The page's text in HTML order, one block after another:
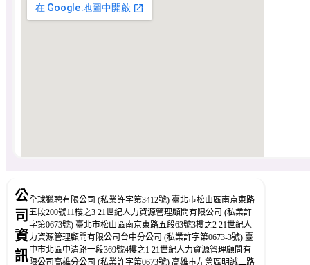
公
司
資
訊
全球獵聘有限公司 (私業許字第3412號) 臺北市松山區南京東路
五段200號11樓之3 21世紀人力資源管理顧問有限公司 (私業許
字第0673號) 臺北市松山區南京東路五段63號3樓之2 21世紀人
力資源管理顧問有限公司台中分公司 (私業許字第0673-3號) 臺
中市北區中清路一段369號4樓之1 21世紀人力資源管理顧問有
限公司高雄分公司 (私業許字第0673號) 高雄市左營區明誠二路